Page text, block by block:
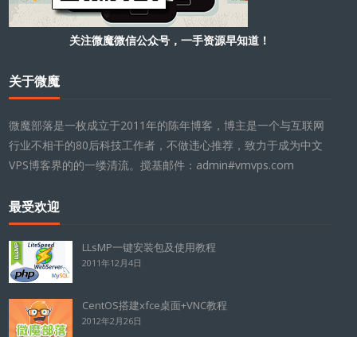
关注微魔微信公众号，一手资源早知道！
关于微魔
微魔部落是一枚成立于2011年的陈年博客，博主是一个与互联网
行业不相干的80后科技工作者，不做违心推荐，致力于成为中文
VPS博客界的的一缕清流。搅基邮件：admin#vmvps.com
最受欢迎
LLsMP一键安装包及使用教程
2011年12月4日
CentOS搭建xfce桌面+VNC教程
2012年2月26日